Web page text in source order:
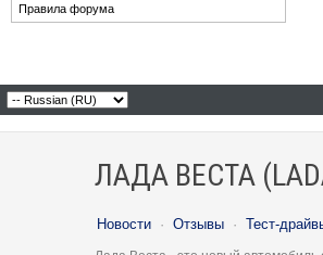
Правила форума
ЛАДА ВЕСТА
Новости · Отзывы · Тест-